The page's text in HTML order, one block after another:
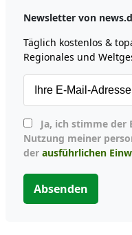
Newsletter von
Täglich kostenlos &
Regionales und
Nutzung meiner
der ausführlichen
Absenden